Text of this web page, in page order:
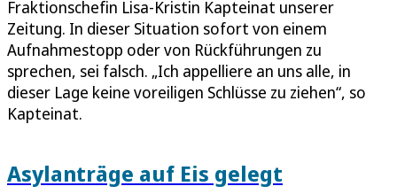
Fraktionschefin Lisa-Kristin Kapteinat unserer
Zeitung. In dieser Situation sofort von einem
Aufnahmestopp oder von Rückführungen zu
sprechen, sei falsch. „Ich appelliere an uns alle, in
dieser Lage keine voreiligen Schlüsse zu ziehen“, so
Kapteinat.
Asylanträge auf Eis gelegt